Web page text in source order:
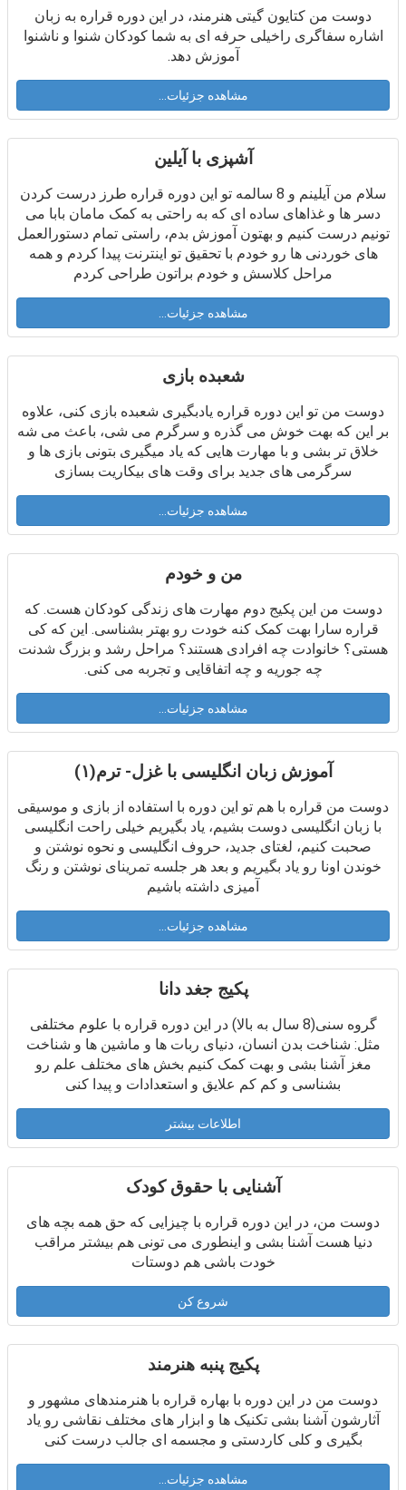
دوست من کتایون گیتی هنرمند، در این دوره قراره به زبان
اشاره سفاگری راخیلی حرفه ای به شما کودکان شنوا و ناشنوا
آموزش دهد.
مشاهده جزئیات...
آشپزی با آیلین
سلام من آیلینم و 8 سالمه تو این دوره قراره طرز درست کردن
دسر ها و غذاهای ساده ای که به راحتی به کمک مامان بابا می
تونیم درست کنیم و بهتون آموزش بدم، راستی تمام دستورالعمل
های خوردنی ها رو خودم با تحقیق تو اینترنت پیدا کردم و همه
مراحل کلاسش و خودم براتون طراحی کردم
مشاهده جزئیات...
شعبده بازی
دوست من تو این دوره قراره یادبگیری شعبده بازی کنی، علاوه
بر این که بهت خوش می گذره و سرگرم می شی، باعث می شه
خلاق تر بشی و با مهارت هایی که یاد میگیری بتونی بازی ها و
سرگرمی های جدید برای وقت های بیکاریت بسازی
مشاهده جزئیات...
من و خودم
دوست من این پکیج دوم مهارت های زندگی کودکان هست. که
قراره سارا بهت کمک کنه خودت رو بهتر بشناسی. این که کی
هستی؟ خانوادت چه افرادی هستند؟ مراحل رشد و بزرگ شدنت
چه جوریه و چه اتفاقایی و تجربه می کنی.
مشاهده جزئیات...
آموزش زبان انگلیسی با غزل- ترم(۱)
دوست من قراره با هم تو این دوره با استفاده از بازی و موسیقی
با زبان انگلیسی دوست بشیم، یاد بگیریم خیلی راحت انگلیسی
صحبت کنیم، لغتای جدید، حروف انگلیسی و نحوه نوشتن و
خوندن اونا رو یاد بگیریم و بعد هر جلسه تمرینای نوشتن و رنگ
آمیزی داشته باشیم
مشاهده جزئیات...
پکیج جغد دانا
گروه سنی(8 سال به بالا) در این دوره قراره با علوم مختلفی
مثل: شناخت بدن انسان، دنیای ربات ها و ماشین ها و شناخت
مغز آشنا بشی و بهت کمک کنیم بخش های مختلف علم رو
بشناسی و کم کم علایق و استعدادات و پیدا کنی
اطلاعات بیشتر
آشنایی با حقوق کودک
دوست من، در این دوره قراره با چیزایی که حق همه بچه های
دنیا هست آشنا بشی و اینطوری می تونی هم بیشتر مراقب
خودت باشی هم دوستات
شروع کن
پکیج پنبه هنرمند
دوست من در این دوره با بهاره قراره با هنرمندهای مشهور و
آثارشون آشنا بشی تکنیک ها و ابزار های مختلف نقاشی رو یاد
بگیری و کلی کاردستی و مجسمه ای جالب درست کنی
مشاهده جزئیات...